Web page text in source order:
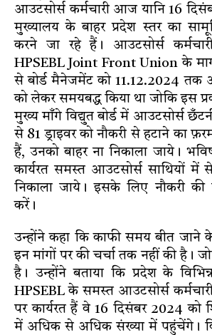
आउटसोर्स कर्मचारी आज यानि 16
मुख्यालय के बाहर प्रदेश स्तर का
करने जा रहे हैं। आउटसोर्स
HPSEBL Joint Front Union के
से बोर्ड मैनेजमेंट को 11.12.2024 तक
को लेकर समयबद्ध किया था जोकि इस
मुख्य माँगे विद्युत बोर्ड में आउटसोर्स
से 81 ड्राइवर को नौकरी से हटाने का
हैं, उनको बाहर ना निकाला जाये।
कार्यरत समस्त आउटसोर्स साथियों में
निकाला जाये। इसके लिए नौकरी की
करें।
उन्होंने कहा कि काफी समय बीत जाने
इन मांगों पर की चर्चा तक नहीं की है।
है। उन्होंने बताया कि प्रदेश के
HPSEBL के समस्त आउटसोर्स
पर कार्यरत हैं वे 16 दिसंबर 2024 को
में अधिक से अधिक संख्या में पहुंचेंगे।